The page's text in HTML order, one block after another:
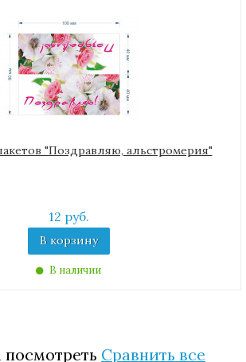
"Поздравляю, альстромерия"
12 руб.
В корзину
В наличии
Сравнить все